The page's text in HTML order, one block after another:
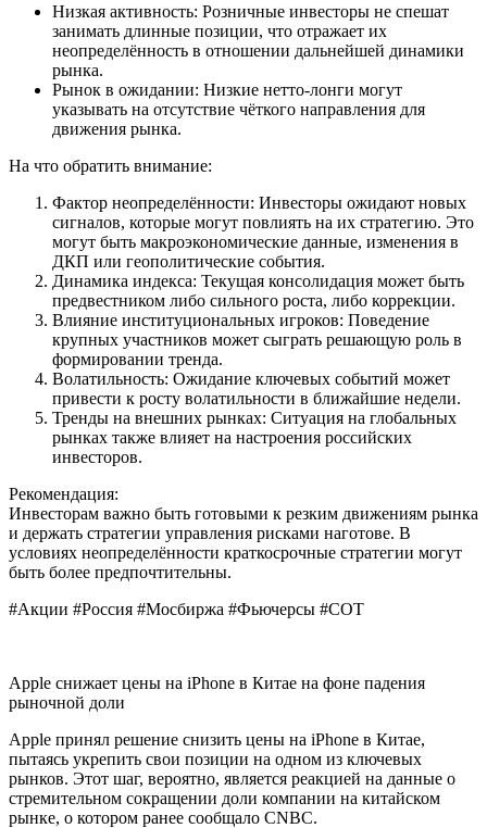
Низкая активность: Розничные инвесторы не спешат
занимать длинные позиции, что отражает их
неопределённость в отношении дальнейшей динамики
рынка.
Рынок в ожидании: Низкие нетто-лонги могут
указывать на отсутствие чёткого направления для
движения рынка.
На что обратить внимание:
Фактор неопределённости: Инвесторы ожидают новых
сигналов, которые могут повлиять на их стратегию. Это
могут быть макроэкономические данные, изменения в
ДКП или геополитические события.
Динамика индекса: Текущая консолидация может быть
предвестником либо сильного роста, либо коррекции.
Влияние институциональных игроков: Поведение
крупных участников может сыграть решающую роль в
формировании тренда.
Волатильность: Ожидание ключевых событий может
привести к росту волатильности в ближайшие недели.
Тренды на внешних рынках: Ситуация на глобальных
рынках также влияет на настроения российских
инвесторов.
Рекомендация:
Инвесторам важно быть готовыми к резким движениям рынка
и держать стратегии управления рисками наготове. В
условиях неопределённости краткосрочные стратегии могут
быть более предпочтительны.
#Акции #Россия #Мосбиржа #Фьючерсы #COT
Apple снижает цены на iPhone в Китае на фоне падения
рыночной доли
Apple принял решение снизить цены на iPhone в Китае,
пытаясь укрепить свои позиции на одном из ключевых
рынков. Этот шаг, вероятно, является реакцией на данные о
стремительном сокращении доли компании на китайском
рынке, о котором ранее сообщало CNBC.